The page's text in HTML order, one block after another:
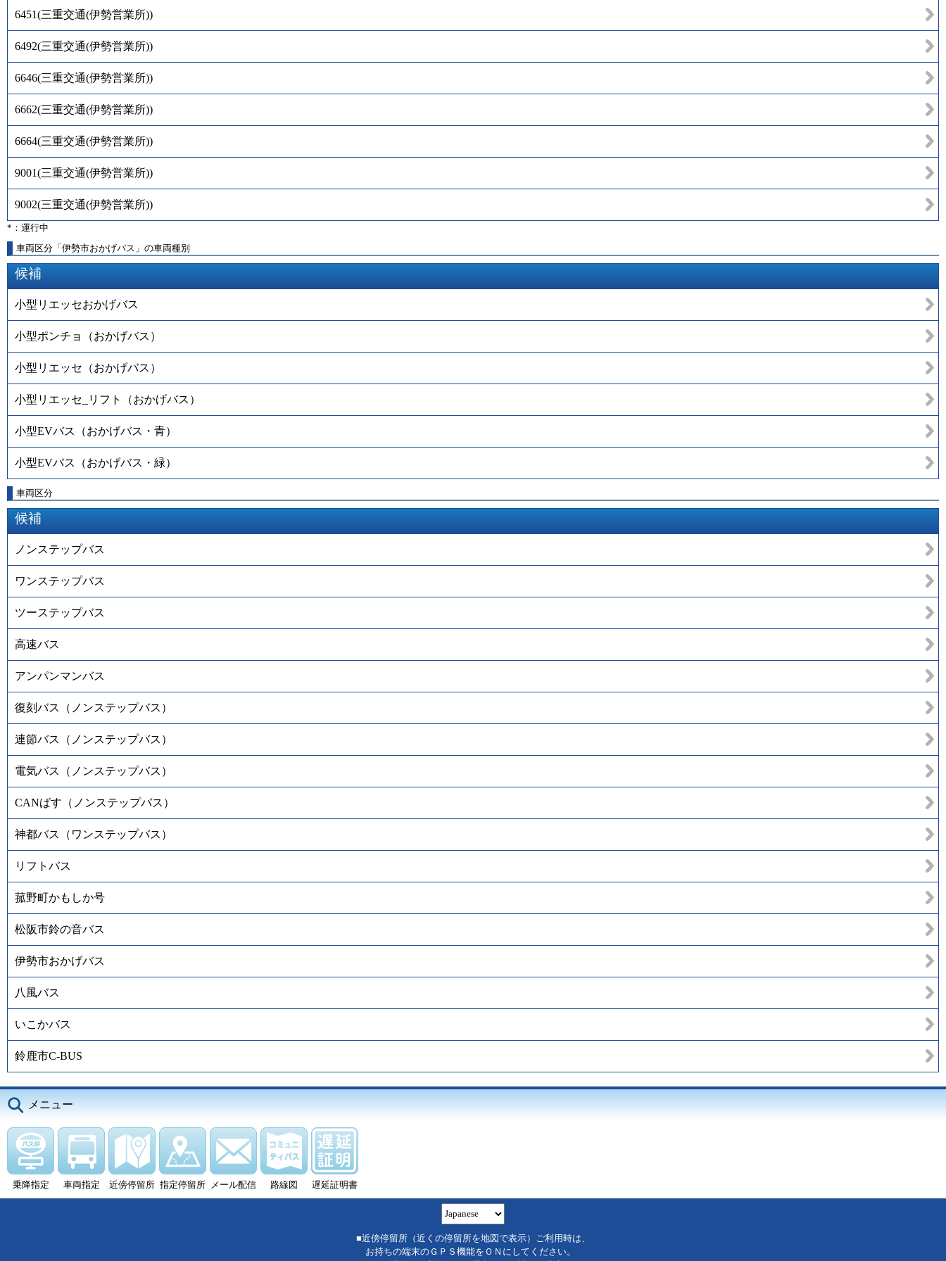
6451(三重交通(伊勢営業所))
6492(三重交通(伊勢営業所))
6646(三重交通(伊勢営業所))
6662(三重交通(伊勢営業所))
6664(三重交通(伊勢営業所))
9001(三重交通(伊勢営業所))
9002(三重交通(伊勢営業所))
*：運行中
車両区分「伊勢市おかげバス」の車両種別
候補
小型リエッセおかげバス
小型ポンチョ（おかげバス）
小型リエッセ（おかげバス）
小型リエッセ_リフト（おかげバス）
小型EVバス（おかげバス・青）
小型EVバス（おかげバス・緑）
車両区分
候補
ノンステップバス
ワンステップバス
ツーステップバス
高速バス
アンパンマンバス
復刻バス（ノンステップバス）
連節バス（ノンステップバス）
電気バス（ノンステップバス）
CANばす（ノンステップバス）
神都バス（ワンステップバス）
リフトバス
菰野町かもしか号
松阪市鈴の音バス
伊勢市おかげバス
八風バス
いこかバス
鈴鹿市C-BUS
メニュー
乗降指定 車両指定 近傍停留所 指定停留所 メール配信 路線図 遅延証明書
■近傍停留所（近くの停留所を地図で表示）ご利用時は、
お持ちの端末のＧＰＳ機能をＯＮにしてください。